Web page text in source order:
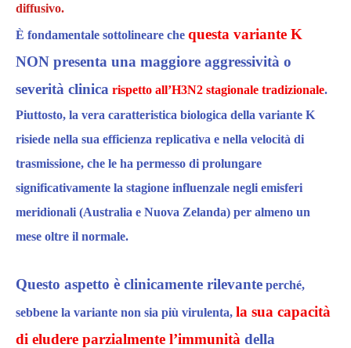
diffusivo.
È fondamentale sottolineare che questa variante K
NON presenta una maggiore aggressività o
severità clinica rispetto all’H3N2 stagionale tradizionale.
Piuttosto, la vera caratteristica biologica della variante K
risiede nella sua efficienza replicativa e nella velocità di
trasmissione, che le ha permesso di prolungare
significativamente la stagione influenzale negli emisferi
meridionali (Australia e Nuova Zelanda) per almeno un
mese oltre il normale.​
Questo aspetto è clinicamente rilevante perché,
sebbene la variante non sia più virulenta, la sua capacità
di eludere parzialmente l’immunità della